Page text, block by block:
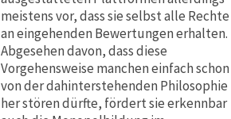
meistens vor, dass sie selbst alle Rechte
an eingehenden Bewertungen erhalten.
Abgesehen davon, dass diese
Vorgehensweise manchen einfach schon
von der dahinterstehenden Philosophie
her stören dürfte, fördert sie erkennbar